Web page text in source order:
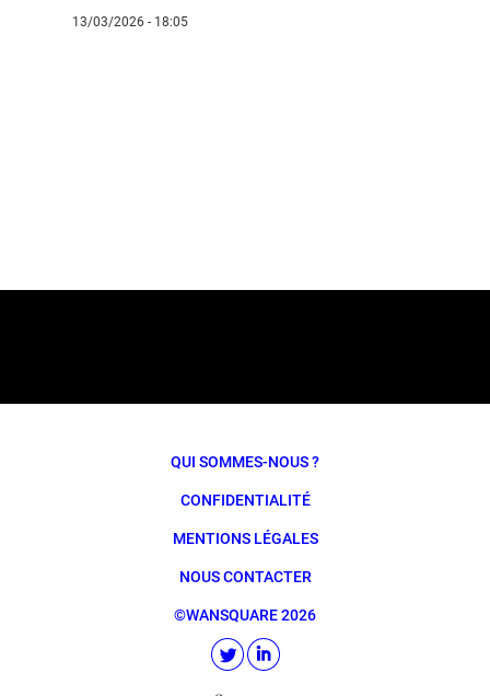
13/03/2026 - 18:05
QUI SOMMES-NOUS ?
CONFIDENTIALITÉ
MENTIONS LÉGALES
NOUS CONTACTER
©WANSQUARE 2026